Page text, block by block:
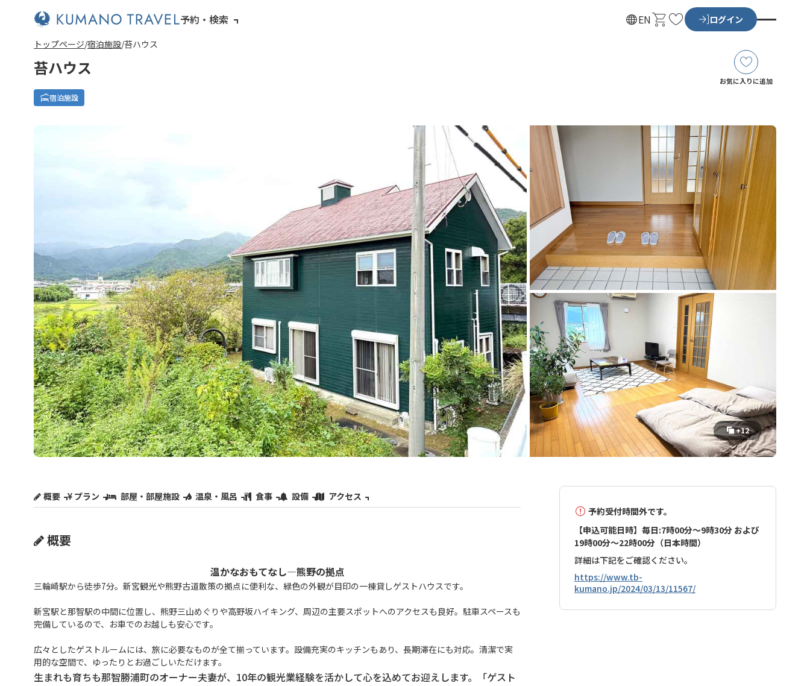
予約・検索 ENカ お
ログイン
トップページ 宿泊施設 苔ハウス
苔ハウス
お気に入りに追加
宿泊施設
+12
概要 プラン 部屋・部屋施設 温泉・風呂 食事 設備 アクセス
概要
温かなおもてなし—熊野の拠点
三輪崎駅から徒歩7分。新宮観光や熊野古道散策の拠点に便利な、緑色の外観が目印の一棟貸しゲストハウスです。
新宮駅と那智駅の中間に位置し、熊野三山めぐりや高野坂ハイキング、周辺の主要スポットへのアクセスも良好。駐車スペースも
完備しているので、お車でのお越しも安心です。
広々としたゲストルームには、旅に必要なものが全て揃っています。設備充実のキッチンもあり、長期滞在にも対応。清潔で実
用的な空間で、ゆったりとお過ごしいただけます。
生まれも育ちも那智勝浦町のオーナー夫妻が、10年の観光業経験を活かして心を込めてお迎えします。「ゲスト
予約受付時間外です。
【申込可能日時】毎日:7時00分～9時30分 および
19時00分～22時00分（日本時間）
詳細は下記をご確認ください。
https://www.tb-
kumano.jp/2024/03/13/11567/